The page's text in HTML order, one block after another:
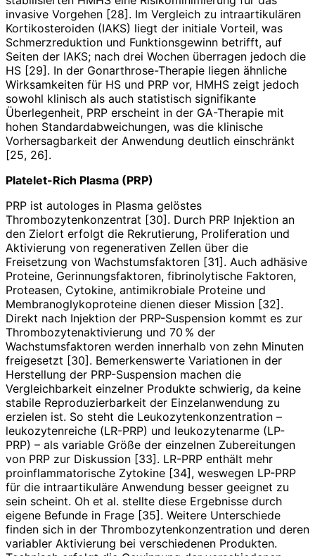
invasive Vorgehen [28]. Im Vergleich zu intraartikulären
Kortikosteroiden (IAKS) liegt der initiale Vorteil, was
Schmerzreduktion und Funktionsgewinn betrifft, auf
Seiten der IAKS; nach drei Wochen überragen jedoch die
HS [29]. In der Gonarthrose-Therapie liegen ähnliche
Wirksamkeiten für HS und PRP vor, HMHS zeigt jedoch
sowohl klinisch als auch statistisch signifikante
Überlegenheit, PRP erscheint in der GA-Therapie mit
hohen Standard­abweichungen, was die klinische
Vorhersagbarkeit der Anwendung deutlich einschränkt
[25, 26].
Platelet-Rich Plasma (PRP)
PRP ist autologes in Plasma gelöstes
Thrombozytenkonzentrat [30]. Durch PRP Injektion an
den Zielort erfolgt die Rekrutierung, Proliferation und
Aktivierung von regenerativen Zellen über die
Freisetzung von Wachstumsfaktoren [31]. Auch adhäsive
Proteine, Gerinnungsfaktoren, fibrinolytische Faktoren,
Proteasen, Cytokine, antimikrobiale Proteine und
Membranoglykoproteine dienen dieser Mission [32].
Direkt nach Injektion der PRP-Suspension kommt es zur
Thrombozytenaktivierung und 70 % der
Wachstumsfaktoren werden innerhalb von zehn Minuten
freigesetzt [30]. Bemerkenswerte Variationen in der
Herstellung der PRP-Suspension machen die
Vergleichbarkeit einzelner Produkte schwierig, da keine
stabile Reproduzierbarkeit der Einzelanwendung zu
erzielen ist. So steht die Leukozytenkonzentration –
leukozytenreiche (LR-PRP) und leukozytenarme (LP-
PRP) – als variable Größe der einzelnen Zubereitungen
von PRP zur Diskussion [33]. LR-PRP enthält mehr
proinflammatorische Zytokine [34], weswegen LP-PRP
für die intraartikuläre Anwendung besser geeignet zu
sein scheint. Oh et al. stellte diese Ergebnisse durch
eigene Befunde in Frage [35]. Weitere Unterschiede
finden sich in der Thrombozytenkonzentration und deren
variabler Aktivierung bei verschiedenen Produkten.